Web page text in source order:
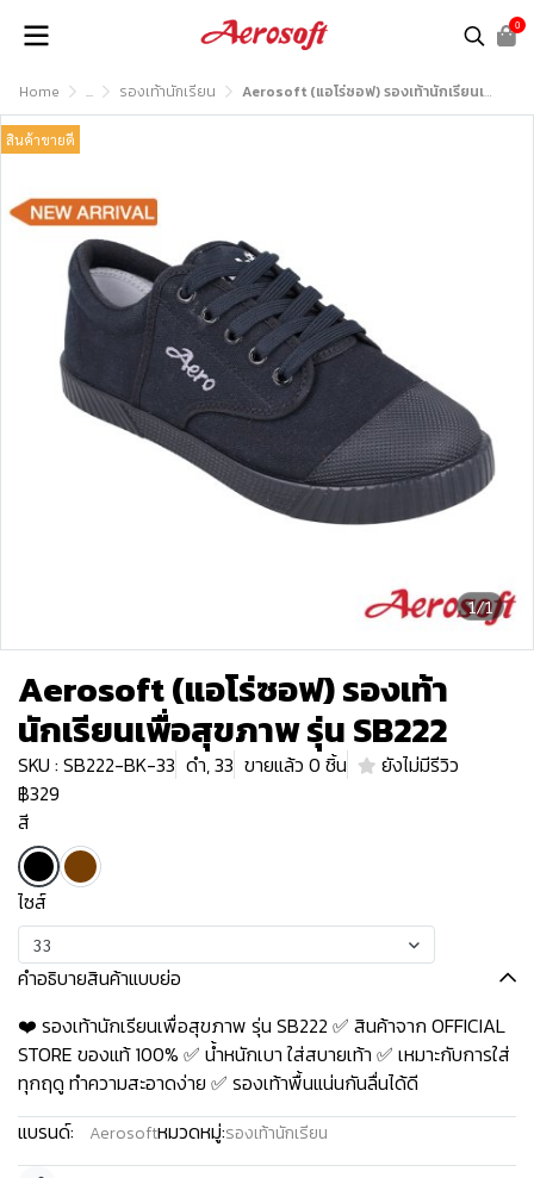
0
Home ... รองเท้านักเรียน Aerosoft (แอโร่ซอฟ) รองเท้านักเรียนเพื่อสุขภาพ รุ่น SB222
1/1
สินค้าขายดี
Aerosoft (แอโร่ซอฟ) รองเท้า
นักเรียนเพื่อสุขภาพ รุ่น SB222
SKU : SB222-BK-33 ดำ, 33 ขายแล้ว 0 ชิ้น
ยังไม่มีรีวิว
฿329
สี
ไซส์
33
คำอธิบายสินค้าแบบย่อ
❤️ รองเท้านักเรียนเพื่อสุขภาพ รุ่น SB222 ✅ สินค้าจาก OFFICIAL
STORE ของแท้ 100% ✅ น้ำหนักเบา ใส่สบายเท้า ✅ เหมาะกับการใส่
ทุกฤดู ทำความสะอาดง่าย ✅ รองเท้าพื้นแน่นกันลื่นได้ดี
แบรนด์:
Aerosoftหมวดหมู่:รองเท้านักเรียน